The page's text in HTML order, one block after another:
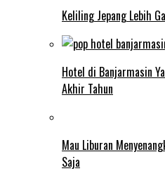
Keliling Jepang Lebih
Hotel di Banjarmasin
Akhir Tahun
Mau Liburan
Saja